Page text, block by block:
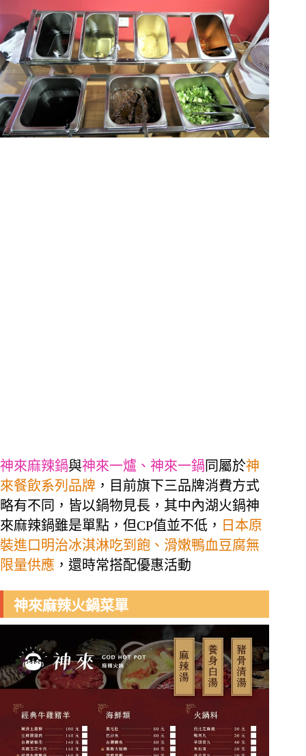
神來麻辣鍋與神來一爐、神來一鍋 同屬於神
來餐飲系列品牌 ，目前旗下三品牌消費方式
略有不同，皆以鍋物見長，其中內湖火鍋神
來麻辣鍋雖是單點，但CP值並不低， 日本原
裝進口明治冰淇淋吃到飽、滑嫩鴨血豆腐無
限量供應 ，還時常搭配優惠活動
神來麻辣火鍋菜單